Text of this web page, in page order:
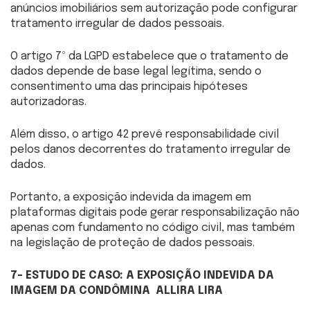
anúncios imobiliários sem autorização pode configurar
tratamento irregular de dados pessoais.
O artigo 7º da LGPD estabelece que o tratamento de
dados depende de base legal legítima, sendo o
consentimento uma das principais hipóteses
autorizadoras.
Além disso, o artigo 42 prevê responsabilidade civil
pelos danos decorrentes do tratamento irregular de
dados.
Portanto, a exposição indevida da imagem em
plataformas digitais pode gerar responsabilização não
apenas com fundamento no código civil, mas também
na legislação de proteção de dados pessoais.
7- ESTUDO DE CASO: A EXPOSIÇÃO INDEVIDA DA
IMAGEM DA CONDÔMINA ALLIRA LIRA